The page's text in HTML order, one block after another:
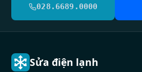
028.6689.0000
Sửa điện lạnh